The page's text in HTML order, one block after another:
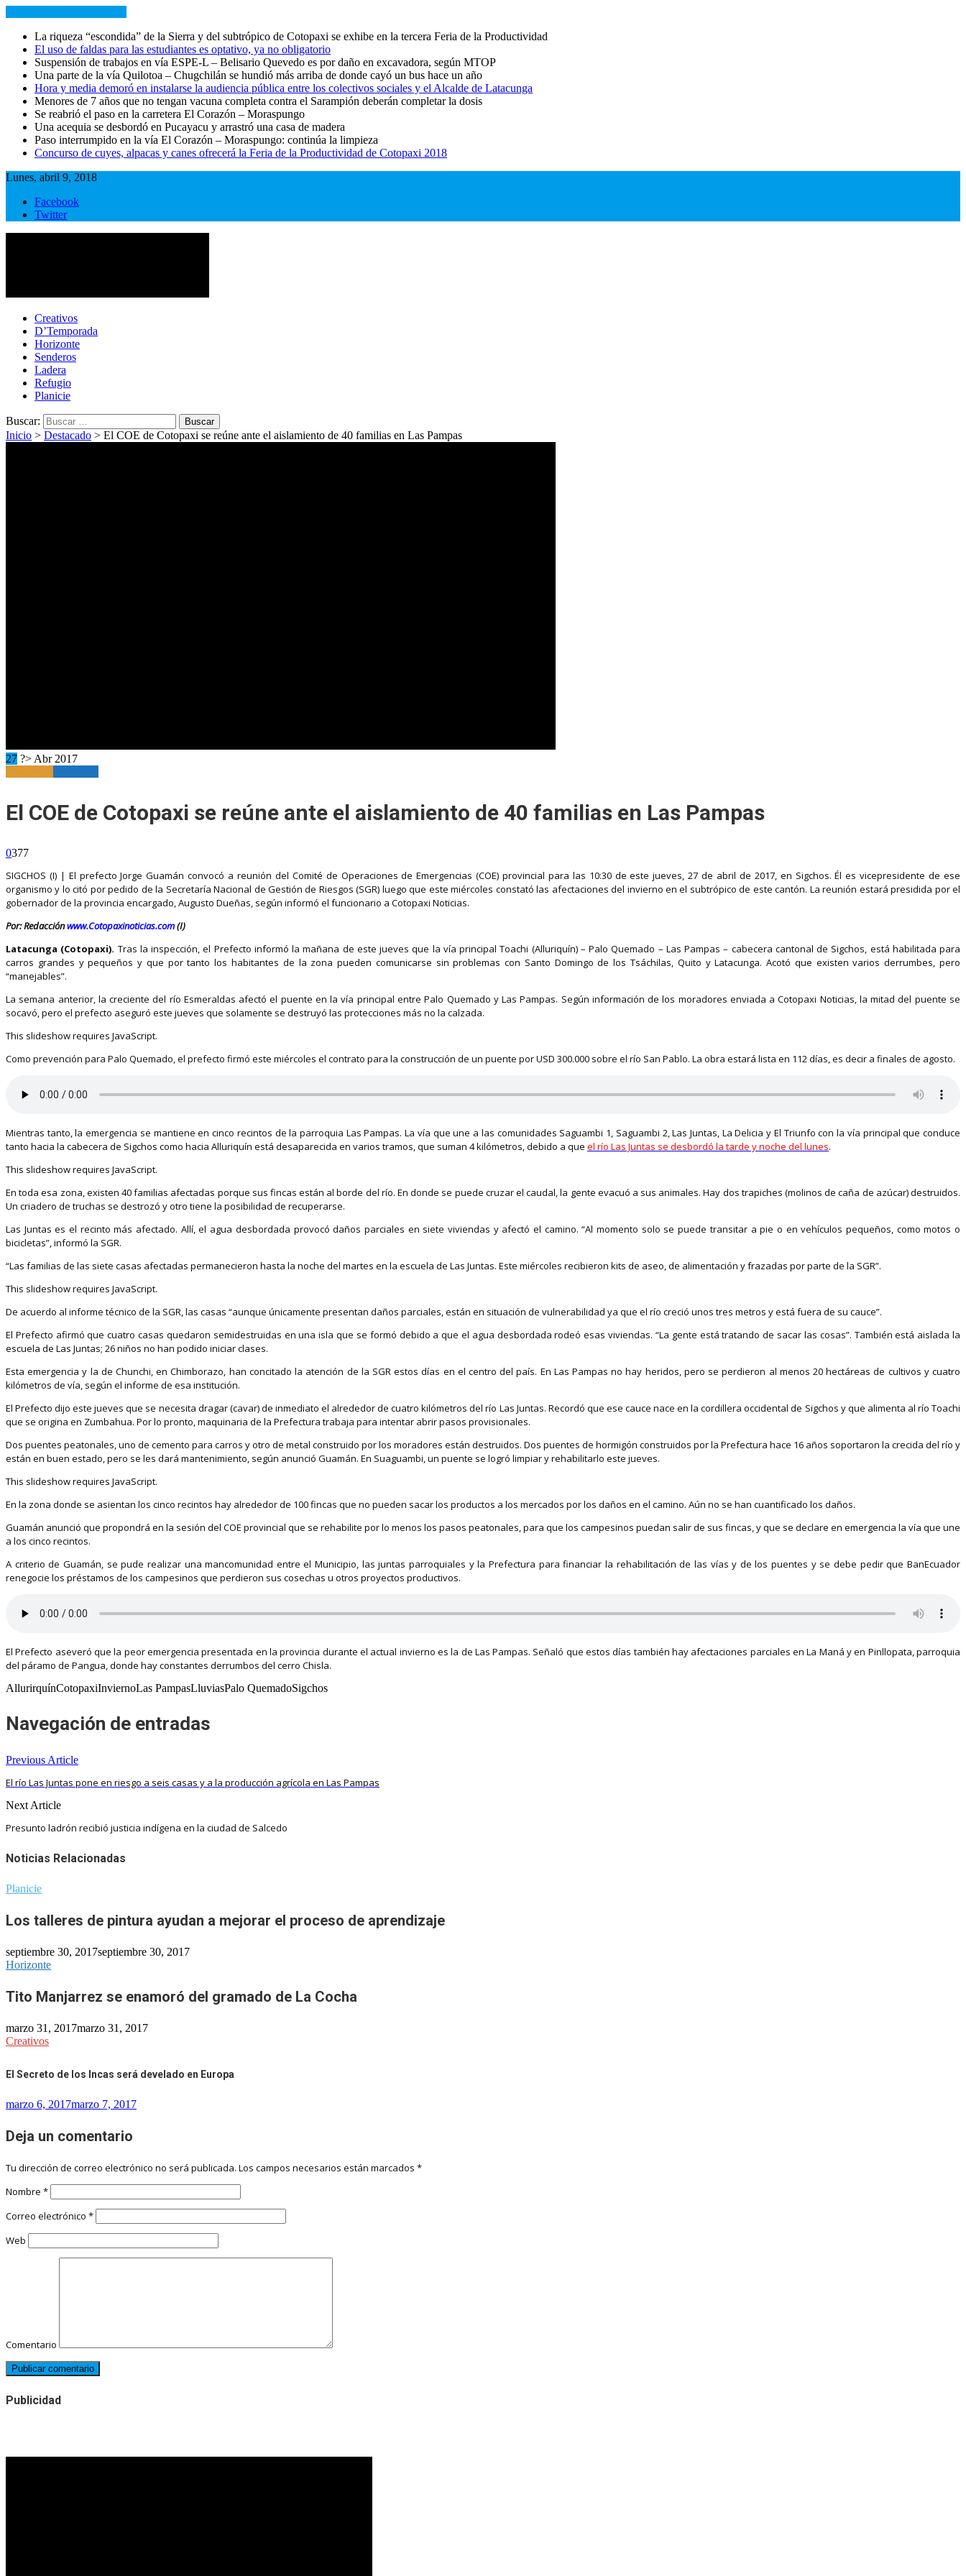
La riqueza “escondida” de la Sierra y del subtrópico de Cotopaxi se exhibe en la tercera Feria de la Productividad
El uso de faldas para las estudiantes es optativo, ya no obligatorio
Suspensión de trabajos en vía ESPE-L – Belisario Quevedo es por daño en excavadora, según MTOP
Una parte de la vía Quilotoa – Chugchilán se hundió más arriba de donde cayó un bus hace un año
Hora y media demoró en instalarse la audiencia pública entre los colectivos sociales y el Alcalde de Latacunga
Menores de 7 años que no tengan vacuna completa contra el Sarampión deberán completar la dosis
Se reabrió el paso en la carretera El Corazón – Moraspungo
Una acequia se desbordó en Pucayacu y arrastró una casa de madera
Paso interrumpido en la vía El Corazón – Moraspungo: continúa la limpieza
Concurso de cuyes, alpacas y canes ofrecerá la Feria de la Productividad de Cotopaxi 2018
Lunes, abril 9, 2018
Facebook
Twitter
Cotopaxi Noticias
Primer periódico multimedia del centro del país
Creativos
D’Temporada
Horizonte
Senderos
Ladera
Refugio
Planicie
Buscar:
Inicio > Destacado > El COE de Cotopaxi se reúne ante el aislamiento de 40 familias en Las Pampas
27 ?> Abr 2017
El COE de Cotopaxi se reúne ante el aislamiento de 40 familias en Las Pampas
0377
SIGCHOS (I) | El prefecto Jorge Guamán convocó a reunión del Comité de Operaciones de Emergencias (COE) provincial para las 10:30 de este jueves, 27 de abril de 2017, en Sigchos. Él es vicepresidente de ese
organismo y lo citó por pedido de la Secretaría Nacional de Gestión de Riesgos (SGR) luego que este miércoles constató las afectaciones del invierno en el subtrópico de este cantón. La reunión estará presidida por el
gobernador de la provincia encargado, Augusto Dueñas, según informó el funcionario a Cotopaxi Noticias.
Por: Redacciónwww.Cotopaxinoticias.com(I)
Latacunga (Cotopaxi). Tras la inspección, el Prefecto informó la mañana de este jueves que la vía principal Toachi (Alluriquín) – Palo Quemado – Las Pampas – cabecera cantonal de Sigchos, está habilitada para
carros grandes y pequeños y que por tanto los habitantes de la zona pueden comunicarse sin problemas con Santo Domingo de los Tsáchilas, Quito y Latacunga. Acotó que existen varios derrumbes, pero
“manejables”.
La semana anterior, la creciente del río Esmeraldas afectó el puente en la vía principal entre Palo Quemado y Las Pampas. Según información de los moradores enviada a Cotopaxi Noticias, la mitad del puente se
socavó, pero el prefecto aseguró este jueves que solamente se destruyó las protecciones más no la calzada.
This slideshow requires JavaScript.
Como prevención para Palo Quemado, el prefecto firmó este miércoles el contrato para la construcción de un puente por USD 300.000 sobre el río San Pablo. La obra estará lista en 112 días, es decir a finales de agosto.
Mientras tanto, la emergencia se mantiene en cinco recintos de la parroquia Las Pampas. La vía que une a las comunidades Saguambi 1, Saguambi 2, Las Juntas, La Delicia y El Triunfo con la vía principal que conduce
tanto hacia la cabecera de Sigchos como hacia Alluriquín está desaparecida en varios tramos, que suman 4 kilómetros, debido a que el río Las Juntas se desbordó la tarde y noche del lunes.
This slideshow requires JavaScript.
En toda esa zona, existen 40 familias afectadas porque sus fincas están al borde del río. En donde se puede cruzar el caudal, la gente evacuó a sus animales. Hay dos trapiches (molinos de caña de azúcar) destruidos.
Un criadero de truchas se destrozó y otro tiene la posibilidad de recuperarse.
Las Juntas es el recinto más afectado. Allí, el agua desbordada provocó daños parciales en siete viviendas y afectó el camino. “Al momento solo se puede transitar a pie o en vehículos pequeños, como motos o
bicicletas”, informó la SGR.
“Las familias de las siete casas afectadas permanecieron hasta la noche del martes en la escuela de Las Juntas. Este miércoles recibieron kits de aseo, de alimentación y frazadas por parte de la SGR”.
This slideshow requires JavaScript.
De acuerdo al informe técnico de la SGR, las casas “aunque únicamente presentan daños parciales, están en situación de vulnerabilidad ya que el río creció unos tres metros y está fuera de su cauce”.
El Prefecto afirmó que cuatro casas quedaron semidestruidas en una isla que se formó debido a que el agua desbordada rodeó esas viviendas. “La gente está tratando de sacar las cosas”. También está aislada la
escuela de Las Juntas; 26 niños no han podido iniciar clases.
Esta emergencia y la de Chunchi, en Chimborazo, han concitado la atención de la SGR estos días en el centro del país. En Las Pampas no hay heridos, pero se perdieron al menos 20 hectáreas de cultivos y cuatro
kilómetros de vía, según el informe de esa institución.
El Prefecto dijo este jueves que se necesita dragar (cavar) de inmediato el alrededor de cuatro kilómetros del río Las Juntas. Recordó que ese cauce nace en la cordillera occidental de Sigchos y que alimenta al río Toachi
que se origina en Zumbahua. Por lo pronto, maquinaria de la Prefectura trabaja para intentar abrir pasos provisionales.
Dos puentes peatonales, uno de cemento para carros y otro de metal construido por los moradores están destruidos. Dos puentes de hormigón construidos por la Prefectura hace 16 años soportaron la crecida del río y
están en buen estado, pero se les dará mantenimiento, según anunció Guamán. En Suaguambi, un puente se logró limpiar y rehabilitarlo este jueves.
This slideshow requires JavaScript.
En la zona donde se asientan los cinco recintos hay alrededor de 100 fincas que no pueden sacar los productos a los mercados por los daños en el camino. Aún no se han cuantificado los daños.
Guamán anunció que propondrá en la sesión del COE provincial que se rehabilite por lo menos los pasos peatonales, para que los campesinos puedan salir de sus fincas, y que se declare en emergencia la vía que une
a los cinco recintos.
A criterio de Guamán, se pude realizar una mancomunidad entre el Municipio, las juntas parroquiales y la Prefectura para financiar la rehabilitación de las vías y de los puentes y se debe pedir que BanEcuador
renegocie los préstamos de los campesinos que perdieron sus cosechas u otros proyectos productivos.
El Prefecto aseveró que la peor emergencia presentada en la provincia durante el actual invierno es la de Las Pampas. Señaló que estos días también hay afectaciones parciales en La Maná y en Pinllopata, parroquia
del páramo de Pangua, donde hay constantes derrumbos del cerro Chisla.
AllurirquínCotopaxiInviernoLas PampasLluviasPalo QuemadoSigchos
Navegación de entradas
Previous Article
El río Las Juntas pone en riesgo a seis casas y a la producción agrícola en Las Pampas
Next Article
Presunto ladrón recibió justicia indígena en la ciudad de Salcedo
Noticias Relacionadas
Planicie
Los talleres de pintura ayudan a mejorar el proceso de aprendizaje
septiembre 30, 2017septiembre 30, 2017
Horizonte
Tito Manjarrez se enamoró del gramado de La Cocha
marzo 31, 2017marzo 31, 2017
Creativos
El Secreto de los Incas será develado en Europa
marzo 6, 2017marzo 7, 2017
Deja un comentario
Tu dirección de correo electrónico no será publicada. Los campos necesarios están marcados *
Nombre *
Correo electrónico *
Web
Comentario
Publicidad